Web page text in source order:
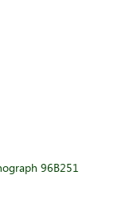
96B251